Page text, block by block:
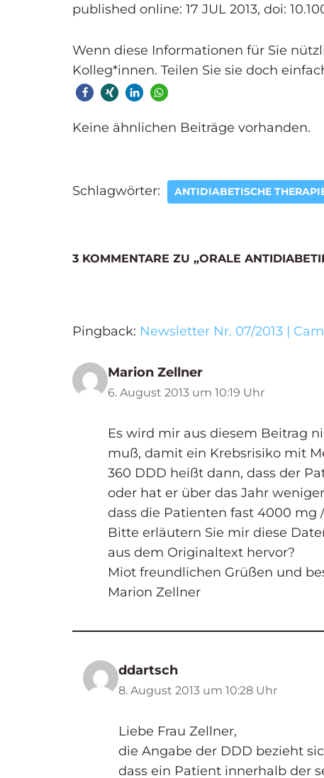
published online: 17 JUL 2013, doi:
Wenn diese Informationen für Sie
Kolleg*innen. Teilen Sie sie doch
Keine ähnlichen Beiträge vorhanden.
Schlagwörter: ANTIDIABETISCHE
3 KOMMENTARE ZU „ORALE
Pingback: Newsletter Nr. 07/2013 |
Marion Zellner
6. August 2013 um 10:19 Uhr
Es wird mir aus diesem Beitrag
muß, damit ein Krebsrisiko mit
360 DDD heißt dann, dass der
oder hat er über das Jahr
dass die Patienten fast 4000 mg
Bitte erläutern Sie mir diese
aus dem Originaltext hervor?
Miot freundlichen Grüßen und
Marion Zellner
ddartsch
8. August 2013 um 10:28 Uhr
Liebe Frau Zellner,
die Angabe der DDD bezieht
dass ein Patient innerhalb der